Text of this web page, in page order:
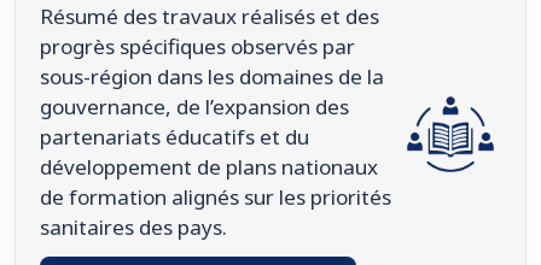
Résumé des travaux réalisés et des
progrès spécifiques observés par
sous-région dans les domaines de la
gouvernance, de l’expansion des
partenariats éducatifs et du
développement de plans nationaux
de formation alignés sur les priorités
sanitaires des pays.